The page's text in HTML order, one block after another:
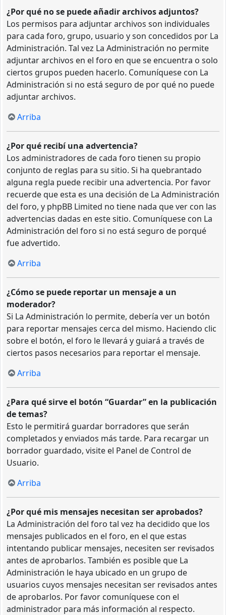
¿Por qué no se puede añadir archivos adjuntos?
Los permisos para adjuntar archivos son individuales
para cada foro, grupo, usuario y son concedidos por La
Administración. Tal vez La Administración no permite
adjuntar archivos en el foro en que se encuentra o solo
ciertos grupos pueden hacerlo. Comuníquese con La
Administración si no está seguro de por qué no puede
adjuntar archivos.
Arriba
¿Por qué recibí una advertencia?
Los administradores de cada foro tienen su propio
conjunto de reglas para su sitio. Si ha quebrantado
alguna regla puede recibir una advertencia. Por favor
recuerde que esta es una decisión de La Administración
del foro, y phpBB Limited no tiene nada que ver con las
advertencias dadas en este sitio. Comuníquese con La
Administración del foro si no está seguro de porqué
fue advertido.
Arriba
¿Cómo se puede reportar un mensaje a un
moderador?
Si La Administración lo permite, debería ver un botón
para reportar mensajes cerca del mismo. Haciendo clic
sobre el botón, el foro le llevará y guiará a través de
ciertos pasos necesarios para reportar el mensaje.
Arriba
¿Para qué sirve el botón “Guardar” en la publicación
de temas?
Esto le permitirá guardar borradores que serán
completados y enviados más tarde. Para recargar un
borrador guardado, visite el Panel de Control de
Usuario.
Arriba
¿Por qué mis mensajes necesitan ser aprobados?
La Administración del foro tal vez ha decidido que los
mensajes publicados en el foro, en el que estas
intentando publicar mensajes, necesiten ser revisados
antes de aprobarlos. También es posible que La
Administración le haya ubicado en un grupo de
usuarios cuyos mensajes necesitan ser revisados antes
de aprobarlos. Por favor comuníquese con el
administrador para más información al respecto.